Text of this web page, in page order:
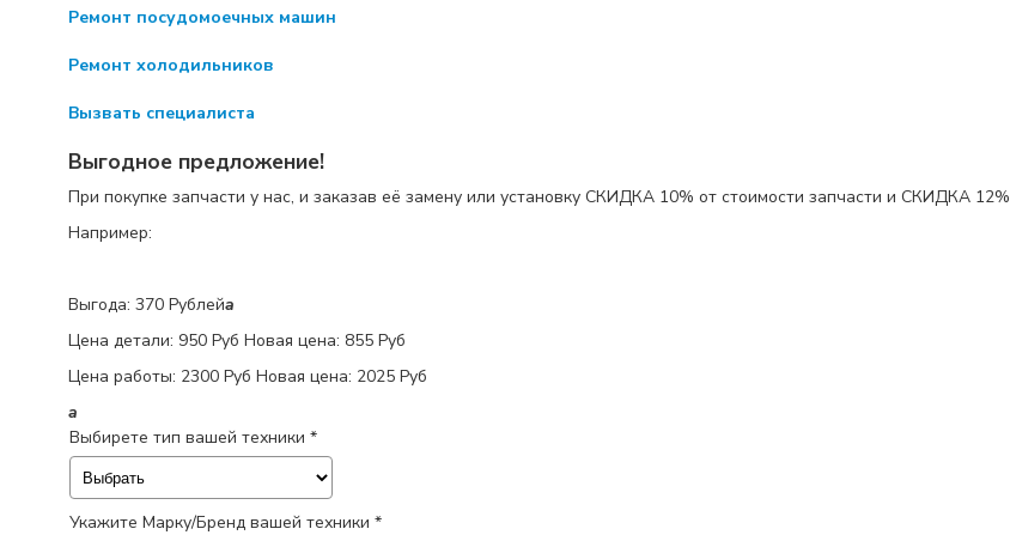
Ремонт посудомоечных машин
Ремонт холодильников
Вызвать специалиста
Выгодное предложение!
При покупке запчасти у нас, и заказав её замену или установку СКИДКА 10% от стоимости запчасти и СКИДКА 12%
Например:
Выгода: 370 Рублейa
Цена детали: 950 Руб Новая цена: 855 Руб
Цена работы: 2300 Руб Новая цена: 2025 Руб
a
Выбирете тип вашей техники *
Укажите Марку/Бренд вашей техники *